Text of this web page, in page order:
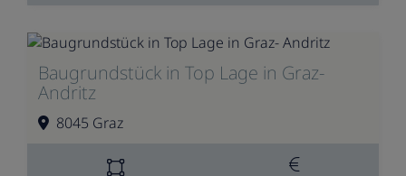
Baugrundstück in Top Lage in Graz-
Andritz
8045 Graz